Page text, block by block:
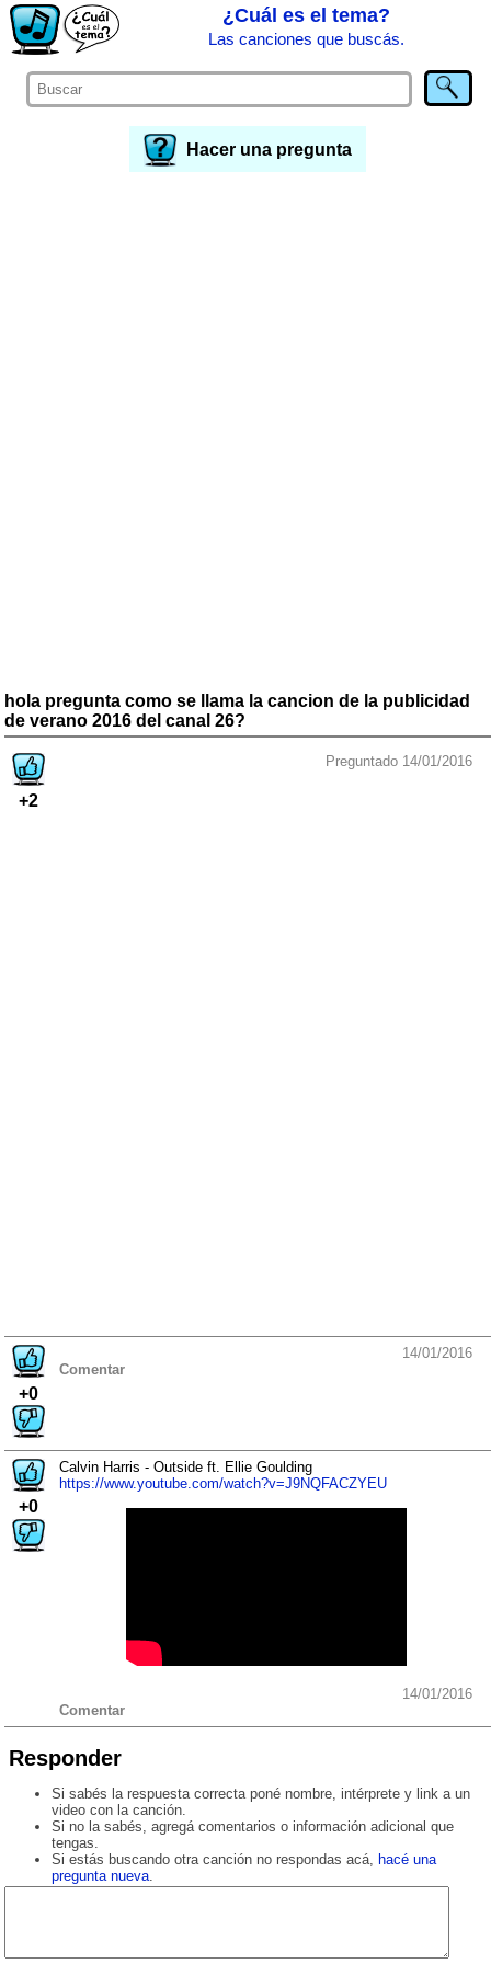
¿Cuál es el tema?
Las canciones que buscás.
Hacer una pregunta
hola pregunta como se llama la cancion de la publicidad
de verano 2016 del canal 26?
+2
Preguntado 14/01/2016
+0
14/01/2016
Comentar
+0
Calvin Harris - Outside ft. Ellie Goulding
https://www.youtube.com/watch?v=J9NQFACZYEU
14/01/2016
Comentar
Responder
Si sabés la respuesta correcta poné nombre, intérprete y link a un
video con la canción.
Si no la sabés, agregá comentarios o información adicional que
tengas.
Si estás buscando otra canción no respondas acá,
hacé una
pregunta nueva.